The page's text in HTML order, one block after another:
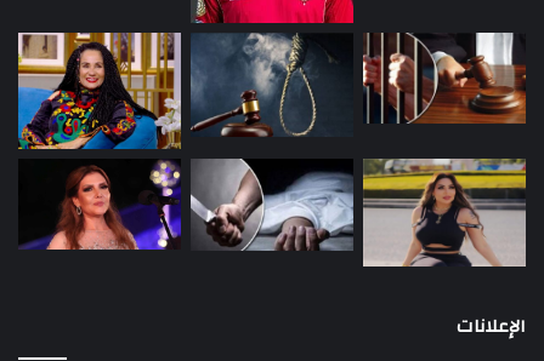
الإعلانات